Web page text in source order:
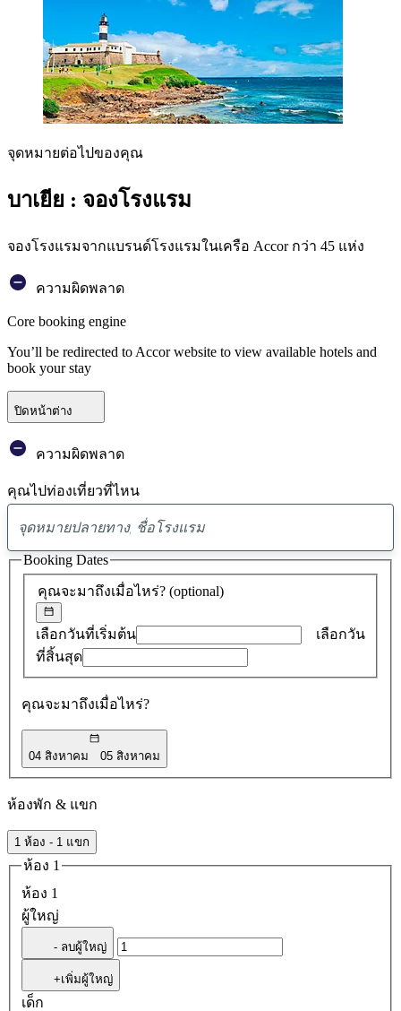
จุดหมายต่อไปของคุณ
บาเยีย : จองโรงแรม
จองโรงแรมจากแบรนด์โรงแรมในเครือ Accor กว่า 45 แห่ง
ความผิดพลาด
Core booking engine
You’ll be redirected to Accor website to view available hotels and
book your stay
ปิดหน้าต่าง
ความผิดพลาด
คุณไปท่องเที่ยวที่ไหน
พบ
ข้อ
เสนอ
0
คุณจะมาถึงเมื่อไหร่? (optional)
เลือกวันที่เริ่มต้น
เลือกวัน
ที่สิ้นสุด
คุณจะมาถึงเมื่อไหร่?
04 สิงหาคม 05 สิงหาคม
Booking Dates
ห้องพัก & แขก
1 ห้อง - 1 แขก
ห้อง 1
ห้อง 1
ผู้ใหญ่
- ลบผู้ใหญ่
+เพิ่มผู้ใหญ่
เด็ก